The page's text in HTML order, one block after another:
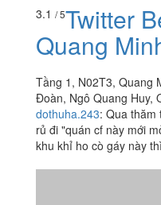
3.1 / 5Twitter
Quang
Tầng 1, N02T3, Quang
Đoàn, Ngô Quang Huy,
dothuha.243: Qua thăm
rủ đi "quán cf này mới
khu khỉ ho cò gáy này